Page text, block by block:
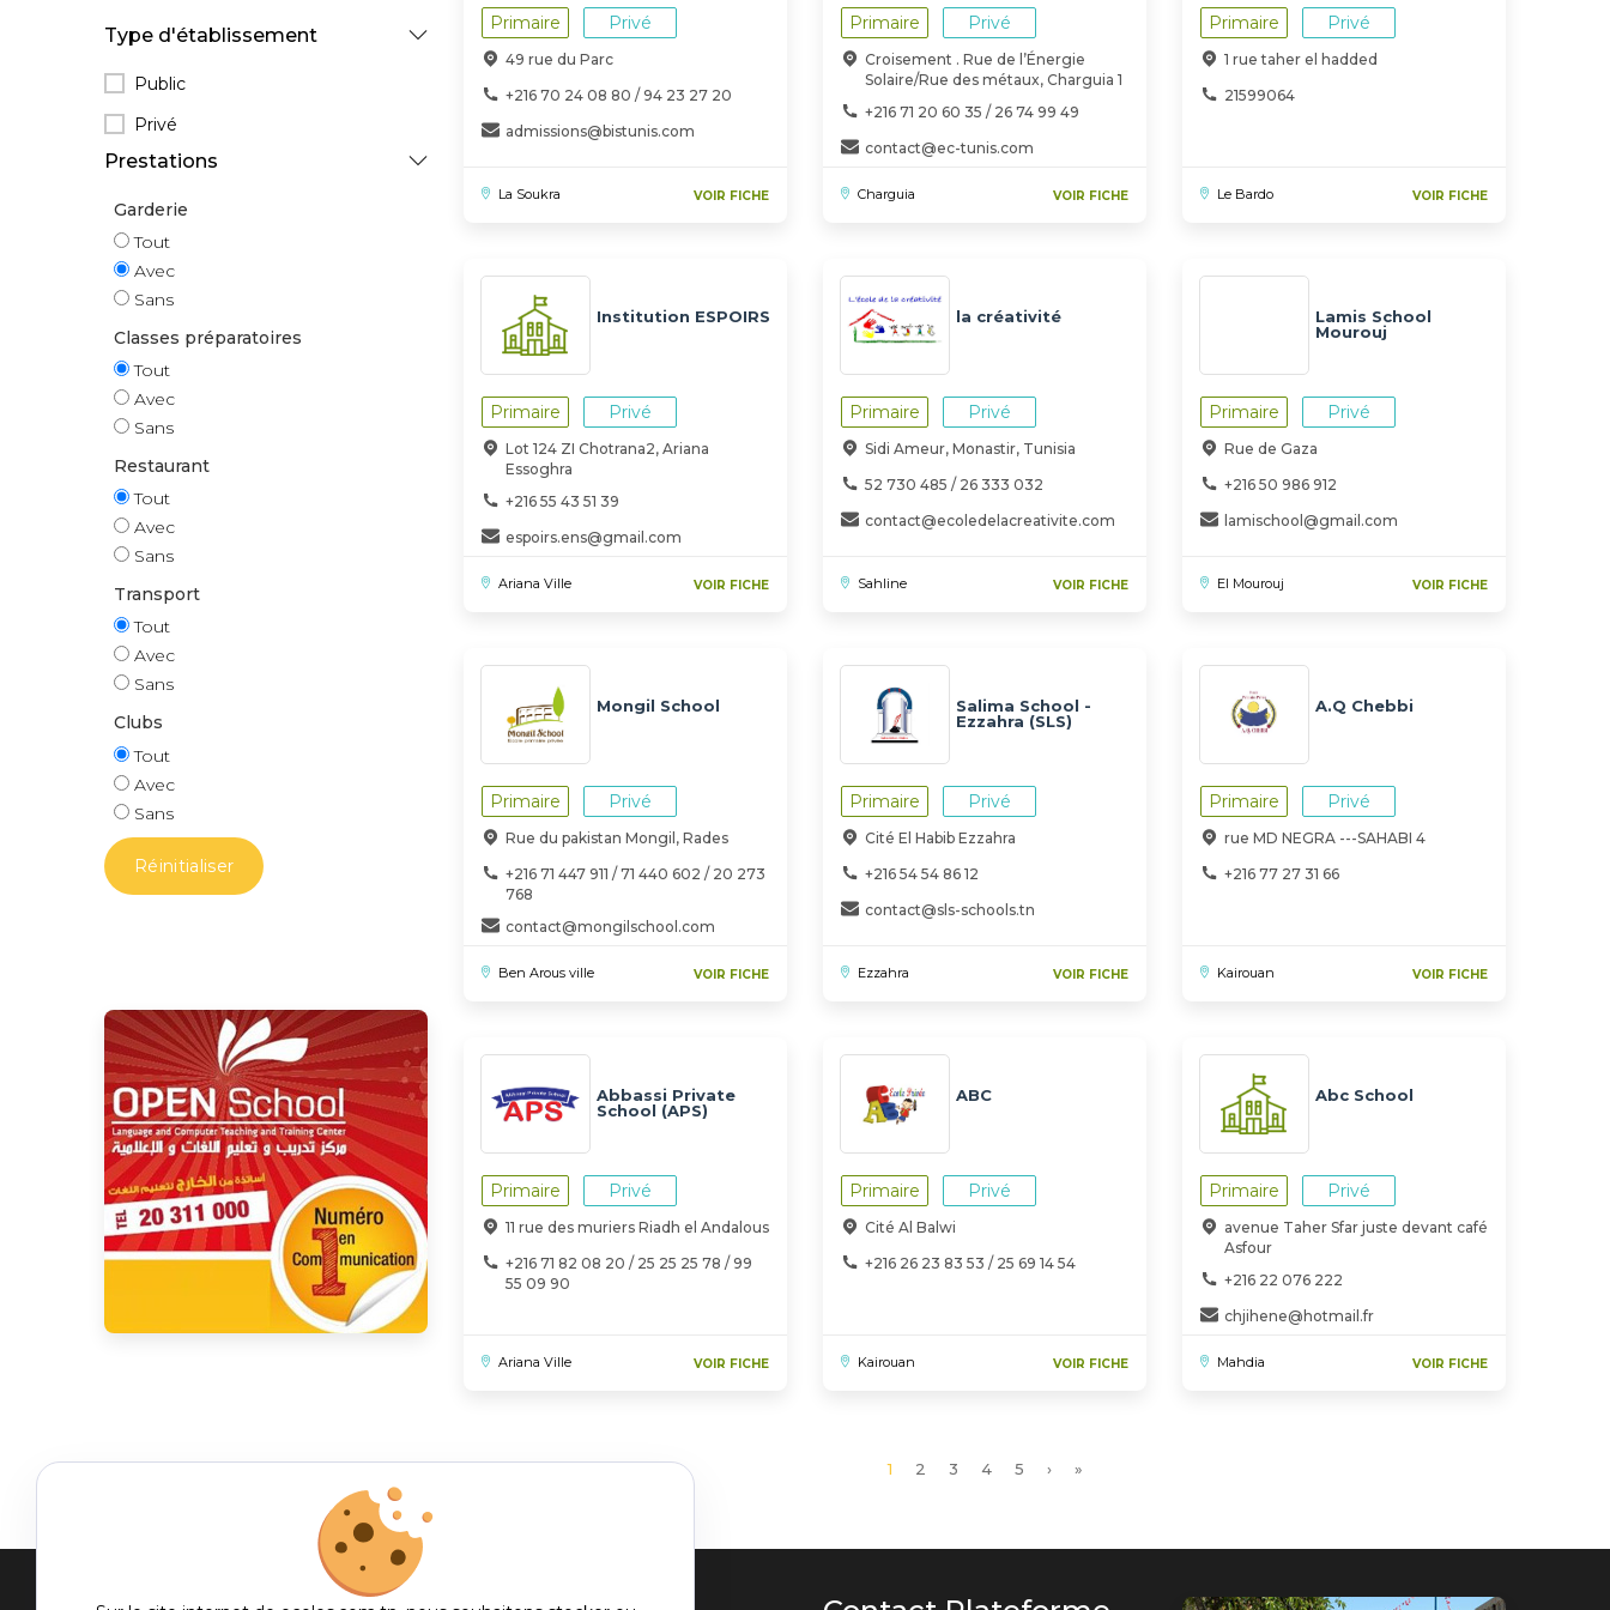
Type d'établissement
Public
Privé
Prestations
Garderie
Tout
Avec
Sans
Classes préparatoires
Tout
Avec
Sans
Restaurant
Tout
Avec
Sans
Transport
Tout
Avec
Sans
Clubs
Tout
Avec
Sans
Réinitialiser
Primaire Privé
49 rue du Parc
+216 70 24 08 80 / 94 23 27 20
admissions@bistunis.com
La Soukra VOIR FICHE
Primaire Privé
Croisement . Rue de l’Énergie
Solaire/Rue des métaux, Charguia 1
+216 71 20 60 35 / 26 74 99 49
contact@ec-tunis.com
Charguia VOIR FICHE
Primaire Privé
1 rue taher el hadded
21599064
Le Bardo VOIR FICHE
Institution ESPOIRS
Primaire Privé
Lot 124 ZI Chotrana2, Ariana
Essoghra
+216 55 43 51 39
espoirs.ens@gmail.com
Ariana Ville VOIR FICHE
la créativité
Primaire Privé
Sidi Ameur, Monastir, Tunisia
52 730 485 / 26 333 032
contact@ecoledelacreativite.com
Sahline VOIR FICHE
Lamis School
Mourouj
Primaire Privé
Rue de Gaza
+216 50 986 912
lamischool@gmail.com
El Mourouj VOIR FICHE
Mongil School
Primaire Privé
Rue du pakistan Mongil, Rades
+216 71 447 911 / 71 440 602 / 20 273
768
contact@mongilschool.com
Ben Arous ville VOIR FICHE
Salima School -
Ezzahra (SLS)
Primaire Privé
Cité El Habib Ezzahra
+216 54 54 86 12
contact@sls-schools.tn
Ezzahra VOIR FICHE
A.Q Chebbi
Primaire Privé
rue MD NEGRA ---SAHABI 4
+216 77 27 31 66
Kairouan VOIR FICHE
Abbassi Private
School (APS)
Primaire Privé
11 rue des muriers Riadh el Andalous
+216 71 82 08 20 / 25 25 25 78 / 99
55 09 90
Ariana Ville VOIR FICHE
ABC
Primaire Privé
Cité Al Balwi
+216 26 23 83 53 / 25 69 14 54
Kairouan VOIR FICHE
Abc School
Primaire Privé
avenue Taher Sfar juste devant café
Asfour
+216 22 076 222
chjihene@hotmail.fr
Mahdia VOIR FICHE
Page
1 Page
2 Page
3 Page
4 Page
5
Page
›
Dernière
»